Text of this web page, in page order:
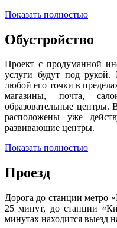
Показать полностью
Обустройство
Проект с продуманной
услуги будут под рукой.
любой его точки в
магазины, почта,
образовательные центры.
расположены уже
развивающие центры.
Показать полностью
Проезд
Дорога до станции метро
25 минут, до станции
минутах находится выезд